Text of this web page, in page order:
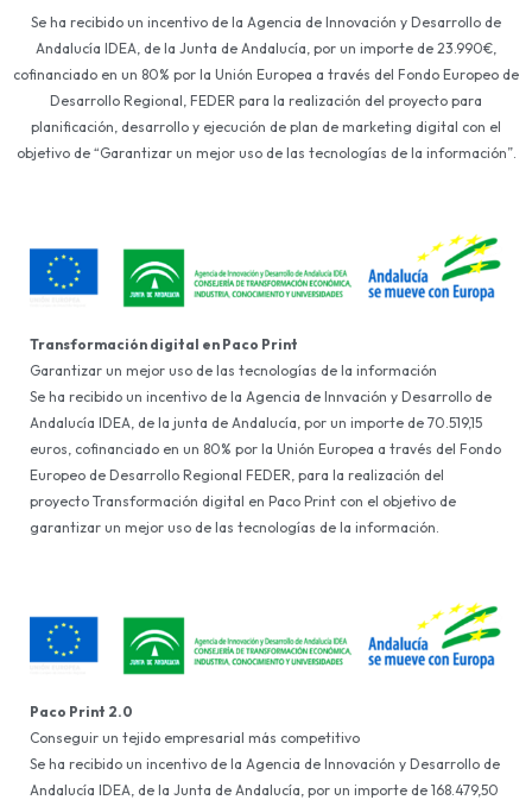
Se ha recibido un incentivo de la Agencia de Innovación y Desarrollo de
Andalucía IDEA, de la Junta de Andalucía, por un importe de 23.990€,
cofinanciado en un 80% por la Unión Europea a través del Fondo Europeo de
Desarrollo Regional, FEDER para la realización del proyecto para
planificación, desarrollo y ejecución de plan de marketing digital con el
objetivo de “Garantizar un mejor uso de las tecnologías de la información”.
Transformación digital en Paco Print
Garantizar un mejor uso de las tecnologías de la información
Se ha recibido un incentivo de la Agencia de Innvación y Desarrollo de
Andalucía IDEA, de la junta de Andalucía, por un importe de 70.519,15
euros, cofinanciado en un 80% por la Unión Europea a través del Fondo
Europeo de Desarrollo Regional FEDER, para la realización del
proyecto Transformación digital en Paco Print con el objetivo de
garantizar un mejor uso de las tecnologías de la información.
Paco Print 2.0
Conseguir un tejido empresarial más competitivo
Se ha recibido un incentivo de la Agencia de Innovación y Desarrollo de
Andalucía IDEA, de la Junta de Andalucía, por un importe de 168.479,50